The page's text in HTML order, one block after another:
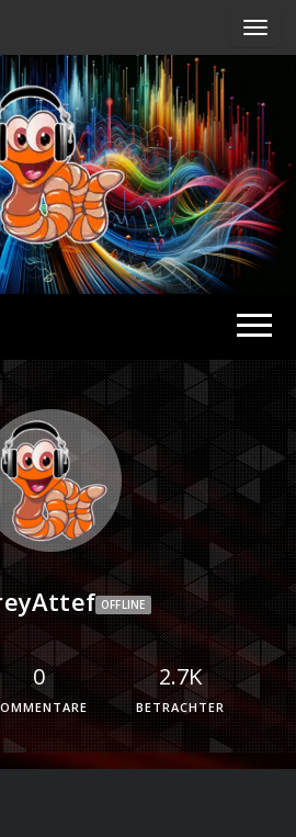
Radio
OFFLINE
0 2.7K
BETRACHTER